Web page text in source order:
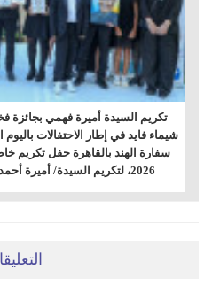
تكريم السيدة أميرة فهمي بجائزة
2026، لتكريم السيدة/ أميرة أحمد فهمي، الحاصلة على "جائز